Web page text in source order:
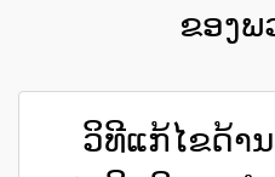
ຂອງພ
ວິທີແກ້ໄຂດ້າ